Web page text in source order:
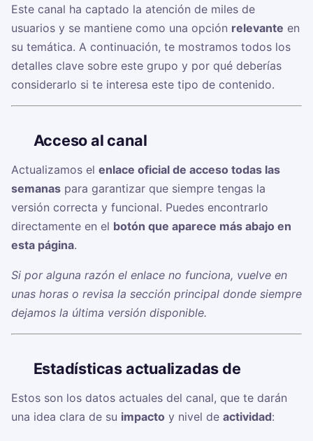
Este canal ha captado la atención de miles de
usuarios y se mantiene como una opción relevante en
su temática. A continuación, te mostramos todos los
detalles clave sobre este grupo y por qué deberías
considerarlo si te interesa este tipo de contenido.
Acceso al canal ☠️
Actualizamos el enlace oficial de acceso todas las
semanas para garantizar que siempre tengas la
versión correcta y funcional. Puedes encontrarlo
directamente en el botón que aparece más abajo en
esta página.
Si por alguna razón el enlace no funciona, vuelve en
unas horas o revisa la sección principal donde siempre
dejamos la última versión disponible.
Estadísticas actualizadas de ☠️
Estos son los datos actuales del canal, que te darán
una idea clara de su impacto y nivel de actividad: